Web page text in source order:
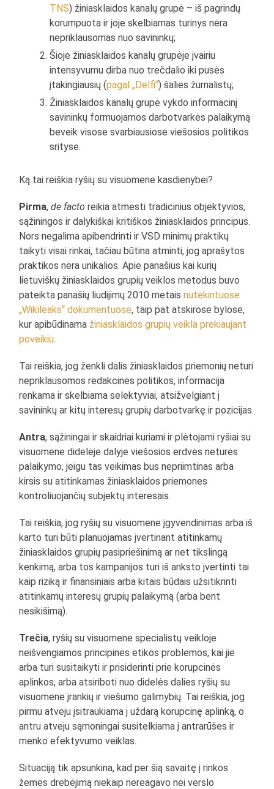
TNS) žiniasklaidos kanalų grupė – iš pagrindų
korumpuota ir joje skelbiamas turinys nėra
nepriklausomas nuo savininkų;
Šioje žiniasklaidos kanalų grupėje įvairiu
intensyvumu dirba nuo trečdalio iki pusės
įtakingiausių (pagal „Delfi“) šalies žurnalistų;
Žiniasklaidos kanalų grupė vykdo informacinį
savininkų formuojamos darbotvarkės palaikymą
beveik visose svarbiausiose viešosios politikos
srityse.
Ką tai reiškia ryšių su visuomene kasdienybei?
Pirma,de facto reikia atmesti tradicinius objektyvios,
sąžiningos ir dalykiškai kritiškos žiniasklaidos principus.
Nors negalima apibendrinti ir VSD minimų praktikų
taikyti visai rinkai, tačiau būtina atminti, jog aprašytos
praktikos nėra unikalios. Apie panašius kai kurių
lietuviškų žiniasklaidos grupių veiklos metodus buvo
pateikta panašių liudijimų 2010 metaisnutekintuose
„Wikileaks“ dokumentuose, taip pat atskirose bylose,
kur apibūdinama žiniasklaidos grupių veikla prekiaujant
poveikiu.
Tai reiškia, jog ženkli dalis žiniasklaidos priemonių neturi
nepriklausomos redakcinės politikos, informacija
renkama ir skelbiama selektyviai, atsižvelgiant į
savininkų ar kitų interesų grupių darbotvarkę ir pozicijas.
Antra, sąžiningai ir skaidriai kuriami ir plėtojami ryšiai su
visuomene didelėje dalyje viešosios erdvės neturės
palaikymo, jeigu tas veikimas bus nepriimtinas arba
kirsis su atitinkamas žiniasklaidos priemones
kontroliuojančių subjektų interesais.
Tai reiškia, jog ryšių su visuomene įgyvendinimas arba iš
karto turi būti planuojamas įvertinant atitinkamų
žiniasklaidos grupių pasipriešinimą ar net tikslingą
kenkimą, arba tos kampanijos turi iš anksto įvertinti tai
kaip riziką ir finansiniais arba kitais būdais užsitikrinti
atitinkamų interesų grupių palaikymą (arba bent
nesikišimą).
Trečia, ryšių su visuomene specialistų veikloje
neišvengiamos principinės etikos problemos, kai jie
arba turi susitaikyti ir prisiderinti prie korupcinės
aplinkos, arba atsiriboti nuo didelės dalies ryšių su
visuomene įrankių ir viešumo galimybių. Tai reiškia, jog
pirmu atveju įsitraukiama į uždarą korupcinę aplinką, o
antru atveju sąmoningai susitelkiama į antrarūšes ir
menko efektyvumo veiklas.
Situaciją tik apsunkina, kad per šią savaitę į rinkos
žemės drebėjimą niekaip nereagavo nei verslo